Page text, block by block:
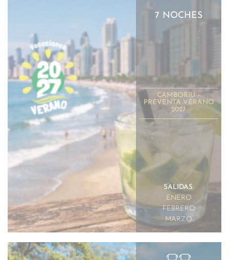
7 NOCHES
CAMBORIU –
PREVENTA VERANO
2027
SALIDAS.
ENERO
FEBRERO
MARZO